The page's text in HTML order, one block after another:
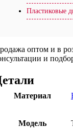
Пластиковые
оптом и в
и
Материал
Модель